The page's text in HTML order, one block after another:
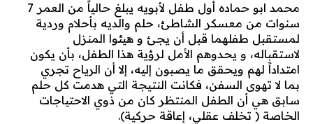
محمد ابو حماده أول طفل لأبويه يبلغ حالياً من العمر 7
سنوات من معسكر الشاطئ، حلم والديه بأحلام وردية
لمستقبل طفلهما قبل أن يجئ و هيئوا المنزل
لاستقباله، و يحدوهم الأمل لرؤية هذا الطفل، بأن يكون
امتداداً لهم ويحقق ما يصبون إليه، إلا أن الرياح تجري
بما لا تهوى السفن، فكانت النتيجة التي هدمت كل حلم
سابق هي أن الطفل المنتظر كان من ذوي الاحتياجات
الخاصة ( تخلف عقلي، إعاقة حركية).